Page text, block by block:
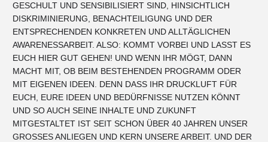
GESCHULT UND SENSIBILISIERT SIND, HINSICHTLICH
DISKRIMINIERUNG, BENACHTEILIGUNG UND DER
ENTSPRECHENDEN KONKRETEN UND ALLTÄGLICHEN
AWARENESSARBEIT. ALSO: KOMMT VORBEI UND LASST ES
EUCH HIER GUT GEHEN! UND WENN IHR MÖGT, DANN
MACHT MIT, OB BEIM BESTEHENDEN PROGRAMM ODER
MIT EIGENEN IDEEN. DENN DASS IHR DRUCKLUFT FÜR
EUCH, EURE IDEEN UND BEDÜRFNISSE NUTZEN KÖNNT
UND SO AUCH SEINE INHALTE UND ZUKUNFT
MITGESTALTET IST SEIT SCHON ÜBER 40 JAHREN UNSER
GROSSES ANLIEGEN UND KERN UNSERE ARBEIT. UND DER